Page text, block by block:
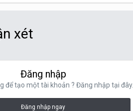
xét
Đăng nhập
để tạo một tài khoản ? Đăng nhập tại đây.
Đăng nhập ngay